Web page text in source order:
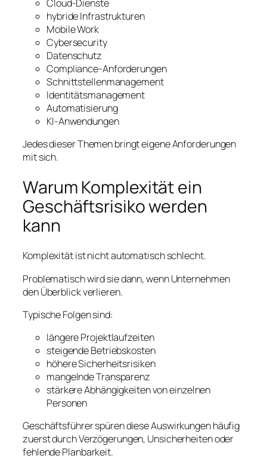
Cloud-Dienste
hybride Infrastrukturen
Mobile Work
Cybersecurity
Datenschutz
Compliance-Anforderungen
Schnittstellenmanagement
Identitätsmanagement
Automatisierung
KI-Anwendungen
Jedes dieser Themen bringt eigene Anforderungen
mit sich.
Warum Komplexität ein
Geschäftsrisiko werden
kann
Komplexität ist nicht automatisch schlecht.
Problematisch wird sie dann, wenn Unternehmen
den Überblick verlieren.
Typische Folgen sind:
längere Projektlaufzeiten
steigende Betriebskosten
höhere Sicherheitsrisiken
mangelnde Transparenz
stärkere Abhängigkeiten von einzelnen
Personen
Geschäftsführer spüren diese Auswirkungen häufig
zuerst durch Verzögerungen, Unsicherheiten oder
fehlende Planbarkeit.